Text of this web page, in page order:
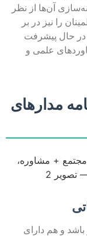
آن‌ها از نظر
را نیز در بر
در حال پیشرفت
علمی و
مدارهای
و هم دارای